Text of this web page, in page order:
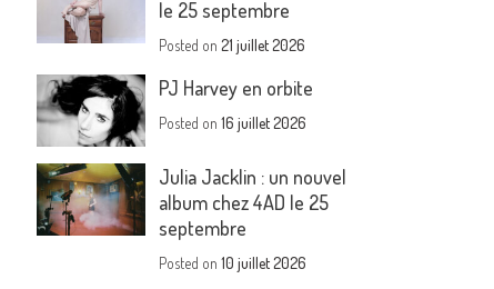
le 25 septembre
Posted on21 juillet 2026
PJ Harvey en orbite
Posted on16 juillet 2026
Julia Jacklin : un nouvel
album chez 4AD le 25
septembre
Posted on10 juillet 2026